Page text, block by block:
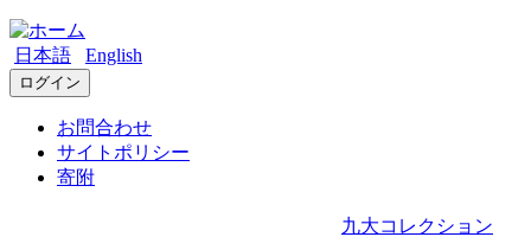
日本語 English
ログイン
お問合わせ
サイトポリシー
寄附
九大コレクション